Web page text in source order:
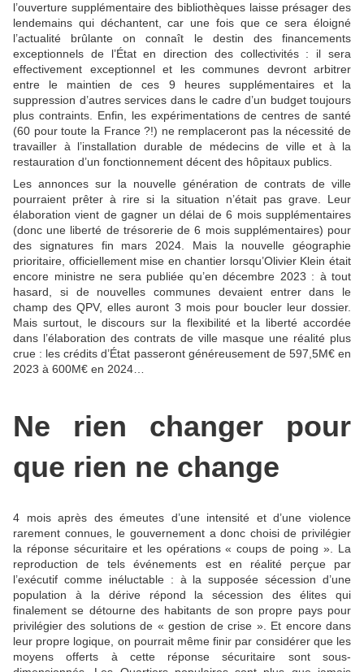
l’ouverture supplémentaire des bibliothèques laisse présager des
lendemains qui déchantent, car une fois que ce sera éloigné
l’actualité brûlante on connaît le destin des financements
exceptionnels de l’État en direction des collectivités : il sera
effectivement exceptionnel et les communes devront arbitrer
entre le maintien de ces 9 heures supplémentaires et la
suppression d’autres services dans le cadre d’un budget toujours
plus contraints. Enfin, les expérimentations de centres de santé
(60 pour toute la France ?!) ne remplaceront pas la nécessité de
travailler à l’installation durable de médecins de ville et à la
restauration d’un fonctionnement décent des hôpitaux publics.
Les annonces sur la nouvelle génération de contrats de ville
pourraient prêter à rire si la situation n’était pas grave. Leur
élaboration vient de gagner un délai de 6 mois supplémentaires
(donc une liberté de trésorerie de 6 mois supplémentaires) pour
des signatures fin mars 2024. Mais la nouvelle géographie
prioritaire, officiellement mise en chantier lorsqu’Olivier Klein était
encore ministre ne sera publiée qu’en décembre 2023 : à tout
hasard, si de nouvelles communes devaient entrer dans le
champ des QPV, elles auront 3 mois pour boucler leur dossier.
Mais surtout, le discours sur la flexibilité et la liberté accordée
dans l’élaboration des contrats de ville masque une réalité plus
crue : les crédits d’État passeront généreusement de 597,5M€ en
2023 à 600M€ en 2024…
Ne rien changer pour
que rien ne change
4 mois après des émeutes d’une intensité et d’une violence
rarement connues, le gouvernement a donc choisi de privilégier
la réponse sécuritaire et les opérations « coups de poing ». La
reproduction de tels événements est en réalité perçue par
l’exécutif comme inéluctable : à la supposée sécession d’une
population à la dérive répond la sécession des élites qui
finalement se détourne des habitants de son propre pays pour
privilégier des solutions de « gestion de crise ». Et encore dans
leur propre logique, on pourrait même finir par considérer que les
moyens offerts à cette réponse sécuritaire sont sous-